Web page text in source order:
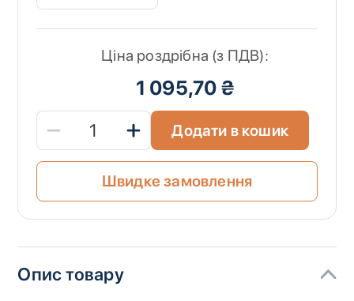
Ціна роздрібна (з ПДВ):
1 095,70 ₴
Додати в кошик
Швидке замовлення
Опис товару